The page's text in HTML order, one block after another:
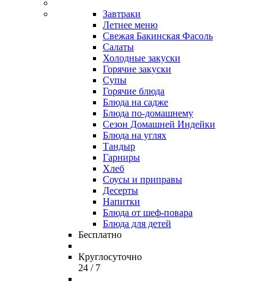
Завтраки
Летнее меню
Свежая Бакинская Фасоль
Салаты
Холодные закуски
Горячие закуски
Супы
Горячие блюда
Блюда на садже
Блюда по-домашнему
Сезон Домашней Индейки
Блюда на углях
Тандыр
Гарниры
Хлеб
Соусы и приправы
Десерты
Напитки
Блюда от шеф-повара
Блюда для детей
Бесплатно
Круглосуточно
24 / 7